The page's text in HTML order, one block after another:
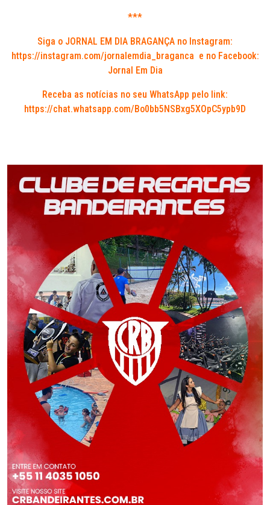
***
Siga o JORNAL EM DIA BRAGANÇA no Instagram:
https://instagram.com/jornalemdia_braganca e no Facebook:
Jornal Em Dia
Receba as notícias no seu WhatsApp pelo link:
https://chat.whatsapp.com/Bo0bb5NSBxg5XOpC5ypb9D